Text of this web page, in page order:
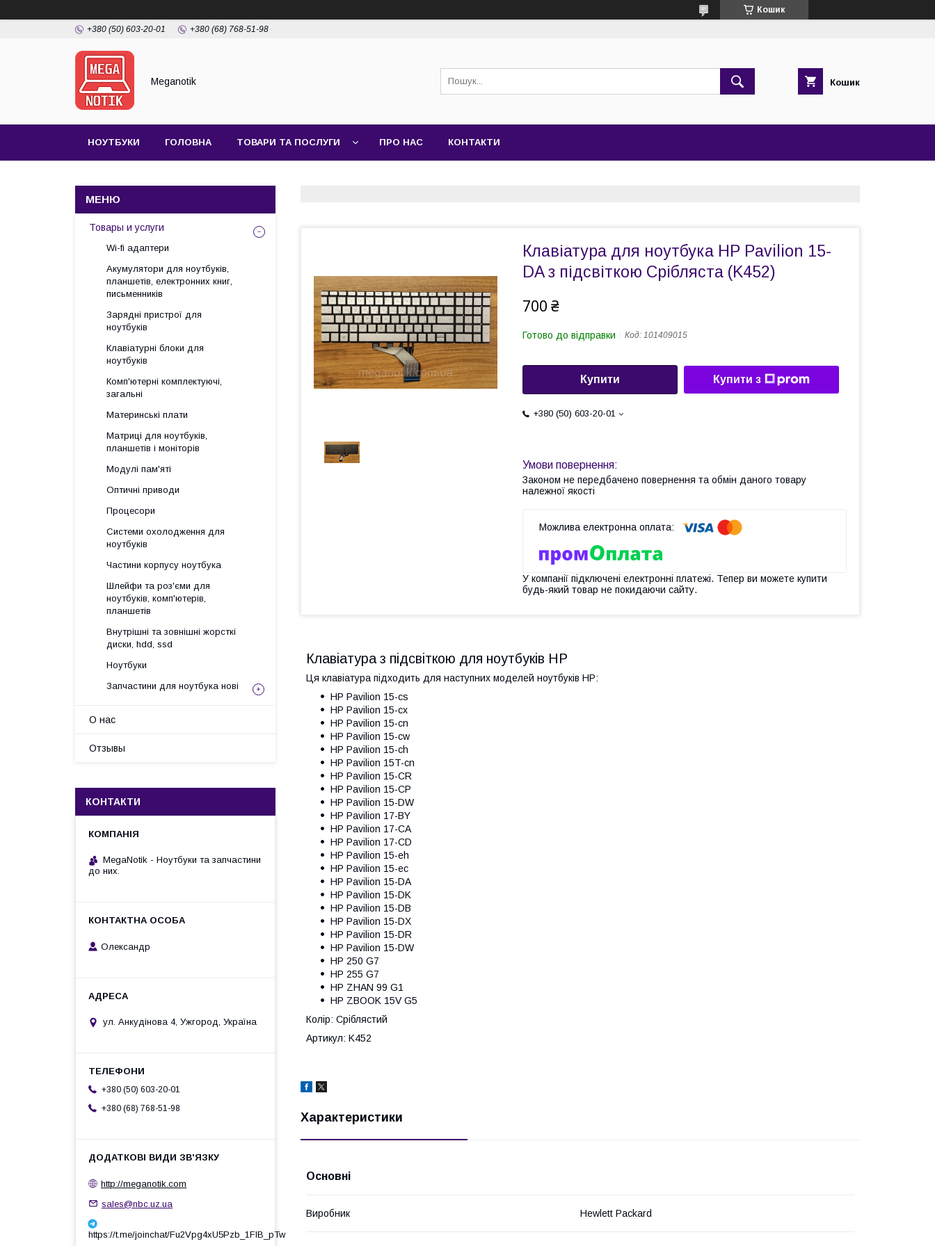
Кошик
+380 (50) 603-20-01 +380 (68) 768-51-98
Meganotik Кошик
НОУТБУКИ ГОЛОВНА ТОВАРИ ТА ПОСЛУГИ ПРО НАС КОНТАКТИ
Клавіатура для ноутбука HP Pavilion 15-
DA з підсвіткою Срібляста (K452)
700 ₴
Готово до відправки Код: 101409015
Купити Купити з
+380 (50) 603-20-01
Законом не передбачено повернення та обмін даного товару
належної якості
У компанії підключені електронні платежі. Тепер ви можете купити
будь-який товар не покидаючи сайту.
Клавіатура з підсвіткою для ноутбуків HP
Ця клавіатура підходить для наступних моделей ноутбуків HP:
HP Pavilion 15-cs
HP Pavilion 15-cx
HP Pavilion 15-cn
HP Pavilion 15-cw
HP Pavilion 15-ch
HP Pavilion 15T-cn
HP Pavilion 15-CR
HP Pavilion 15-CP
HP Pavilion 15-DW
HP Pavilion 17-BY
HP Pavilion 17-CA
HP Pavilion 17-CD
HP Pavilion 15-eh
HP Pavilion 15-ec
HP Pavilion 15-DA
HP Pavilion 15-DK
HP Pavilion 15-DB
HP Pavilion 15-DX
HP Pavilion 15-DR
HP Pavilion 15-DW
HP 250 G7
HP 255 G7
HP ZHAN 99 G1
HP ZBOOK 15V G5
Колір: Сріблястий
Артикул: K452
Характеристики
Основні
Виробник Hewlett Packard
Товары и услуги
Wi-fi адаптери
Акумулятори для ноутбуків,
планшетів, електронних книг,
письменників
Зарядні пристрої для
ноутбуків
Клавіатурні блоки для
ноутбуків
Комп'ютерні комплектуючі,
загальні
Материнські плати
Матриці для ноутбуків,
планшетів і моніторів
Модулі пам'яті
Оптичні приводи
Процесори
Системи охолодження для
ноутбуків
Частини корпусу ноутбука
Шлейфи та роз'єми для
ноутбуків, комп'ютерів,
планшетів
Внутрішні та зовнішні жорсткі
диски, hdd, ssd
Ноутбуки
Запчастини для ноутбука нові
О нас
Отзывы
КОНТАКТИ
MegaNotik - Ноутбуки та запчастини
до них.
Олександр
ул. Анкудінова 4, Ужгород, Україна
+380 (50) 603-20-01
+380 (68) 768-51-98
http://meganotik.com
sales@nbc.uz.ua
https://t.me/joinchat/Fu2Vpg4xU5Pzb_1FIB_pTw